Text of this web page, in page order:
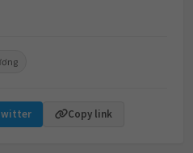
Copy link